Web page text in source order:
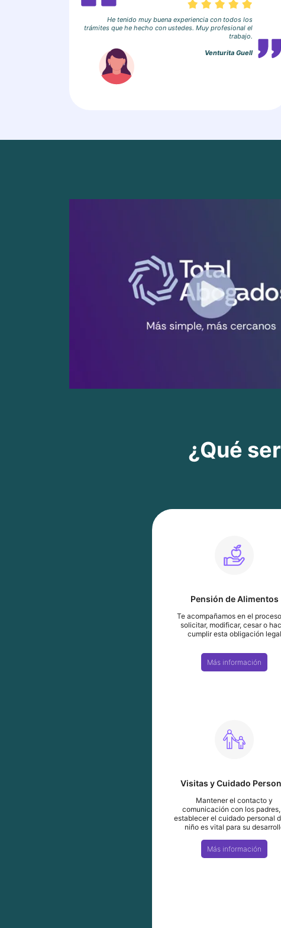
He tenido muy buena experiencia con todos los
trámites que he hecho con ustedes. Muy profesional el
trabajo.
Venturita Guell
¿Qué
Pensión de Alimentos
Te acompañamos en el
solicitar, modificar, cesar o
cumplir esta obligación legal
Más información
Visitas y Cuidado
Mantener el contacto y
comunicación con los
establecer el cuidado personal
niño es vital para su
Más información